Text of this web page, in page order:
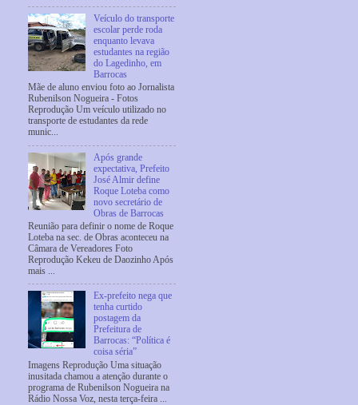
Veículo do transporte
escolar perde roda
enquanto levava
estudantes na região
do Lagedinho, em
Barrocas
Mãe de aluno enviou foto ao Jornalista
Rubenilson Nogueira - Fotos
Reprodução Um veículo utilizado no
transporte de estudantes da rede
munic...
Após grande
expectativa, Prefeito
José Almir define
Roque Loteba como
novo secretário de
Obras de Barrocas
Reunião para definir o nome de Roque
Loteba na sec. de Obras aconteceu na
Câmara de Vereadores Foto
Reprodução Kekeu de Daozinho Após
mais ...
Ex-prefeito nega que
tenha curtido
postagem da
Prefeitura de
Barrocas: “Política é
coisa séria”
Imagens Reprodução Uma situação
inusitada chamou a atenção durante o
programa de Rubenilson Nogueira na
Rádio Nossa Voz, nesta terça-feira ...